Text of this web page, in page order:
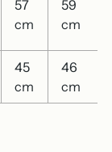
57
cm
59
cm
45
cm
46
cm